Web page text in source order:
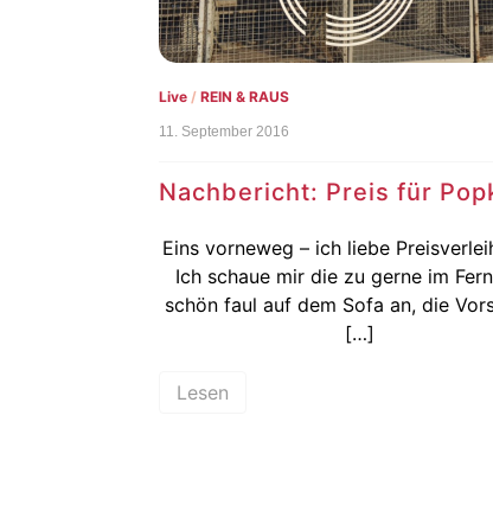
Live /REIN & RAUS
11. September 2016
Nachbericht: Preis für
Eins vorneweg – ich liebe
Ich schaue mir die zu gerne im
schön faul auf dem Sofa an, die
[…]
Lesen